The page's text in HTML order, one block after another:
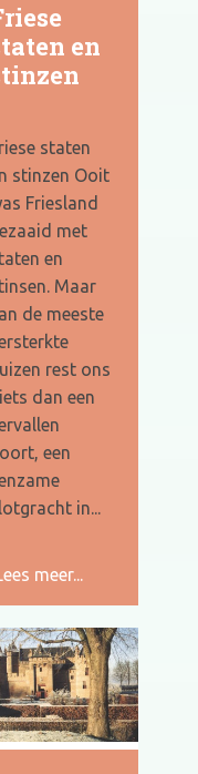
en
staten
stinzen Ooit
Friesland
met
en
Maar
de meeste
rest ons
dan een
een
in...
meer...